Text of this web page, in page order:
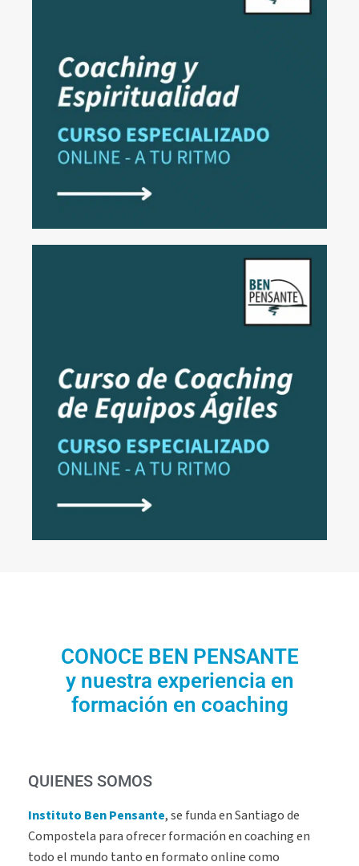
CONOCE BEN PENSANTE
y nuestra experiencia en
formación en coaching
QUIENES SOMOS
Instituto Ben Pensante, se funda en Santiago de
Compostela para ofrecer formación en coaching en
todo el mundo tanto en formato online como